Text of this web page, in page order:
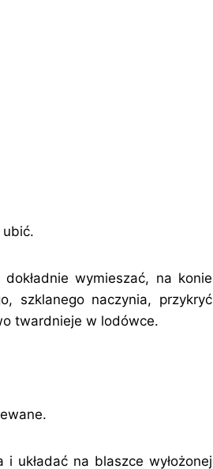
ubić.
wymieszać, na konie
szklanego naczynia, przykryć
twardnieje w lodówce.
układać na blaszce wyłożonej